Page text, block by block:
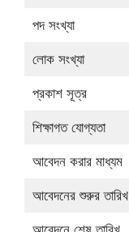
পদ সংখ্যা
লোক সংখ্যা
প্রকাশ সূত্র
শিক্ষাগত যোগ্যতা
আবেদন করার মাধ্যম
আবেদনের শুরুর তারিখ